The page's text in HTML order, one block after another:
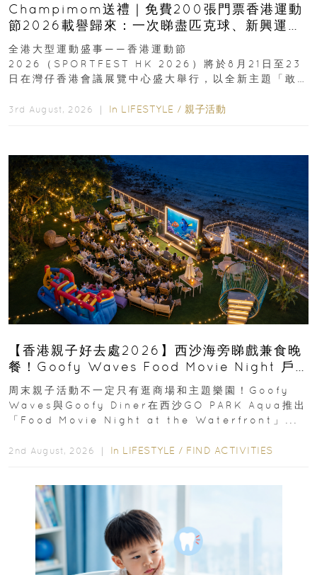
Champimom送禮｜免費200張門票香港運動
節2026載譽歸來：一次睇盡匹克球、新興運
動、街舞比賽＋逾百運動品牌展覽
全港大型運動盛事——香港運動節
2026（SPORTFEST HK 2026）將於8月21日至23
日在灣仔香港會議展覽中心盛大舉行，以全新主題「敢
3rd August, 2026 ｜ In LIFESTYLE / 親子活動
【香港親子好去處2026】西沙海旁睇戲兼食晚
餐！Goofy Waves Food Movie Night 戶
外影院逢週末登場
周末親子活動不一定只有逛商場和主題樂園！Goofy
Waves與Goofy Diner在西沙GO PARK Aqua推出
「Food Movie Night at the Waterfront」...
2nd August, 2026 ｜ In LIFESTYLE / FIND ACTIVITIES